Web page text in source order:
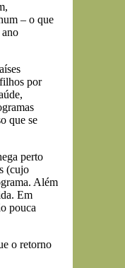
– o que
por
que se
perto
(cujo
Além
Em
pouca
o retorno